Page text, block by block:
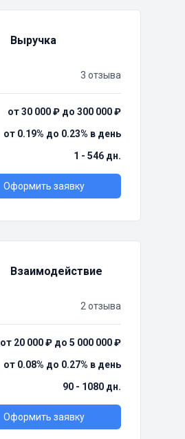
Выручка
3 отзыва
от 30 000 ₽ до 300 000 ₽
от 0.19% до 0.23% в день
1 - 546 дн.
Оформить заявку
Взаимодействие
2 отзыва
от 20 000 ₽ до 5 000 000 ₽
от 0.08% до 0.27% в день
90 - 1080 дн.
Оформить заявку